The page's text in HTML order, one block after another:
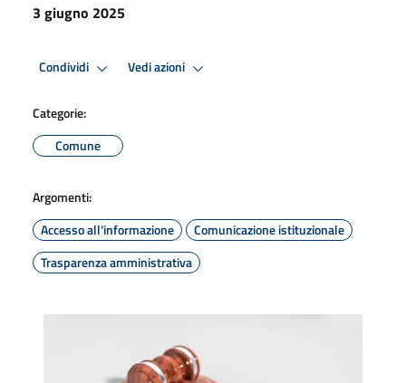
3 giugno 2025
Condividi Vedi azioni
Categorie:
Comune
Argomenti:
Accesso all'informazione
Comunicazione istituzionale
Trasparenza amministrativa